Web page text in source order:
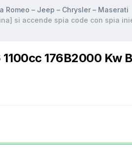
Romeo – Jeep – Chrysler – Maserati
si accende spia code con spia
176B2000 Kw